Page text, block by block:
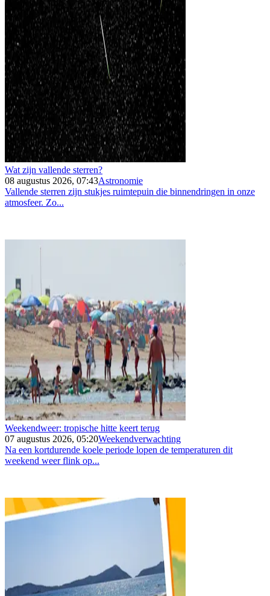
Wat zijn vallende sterren?
08 augustus 2026, 07:43Astronomie
Vallende sterren zijn stukjes ruimtepuin die binnendringen in onze
atmosfeer. Zo...
Weekendweer: tropische hitte keert terug
07 augustus 2026, 05:20Weekendverwachting
Na een kortdurende koele periode lopen de temperaturen dit
weekend weer flink op...